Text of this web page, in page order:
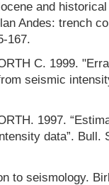
and
Andes: trench
167.
C. 1999.
seismic
1997.
data”. Bull.
to seismology.